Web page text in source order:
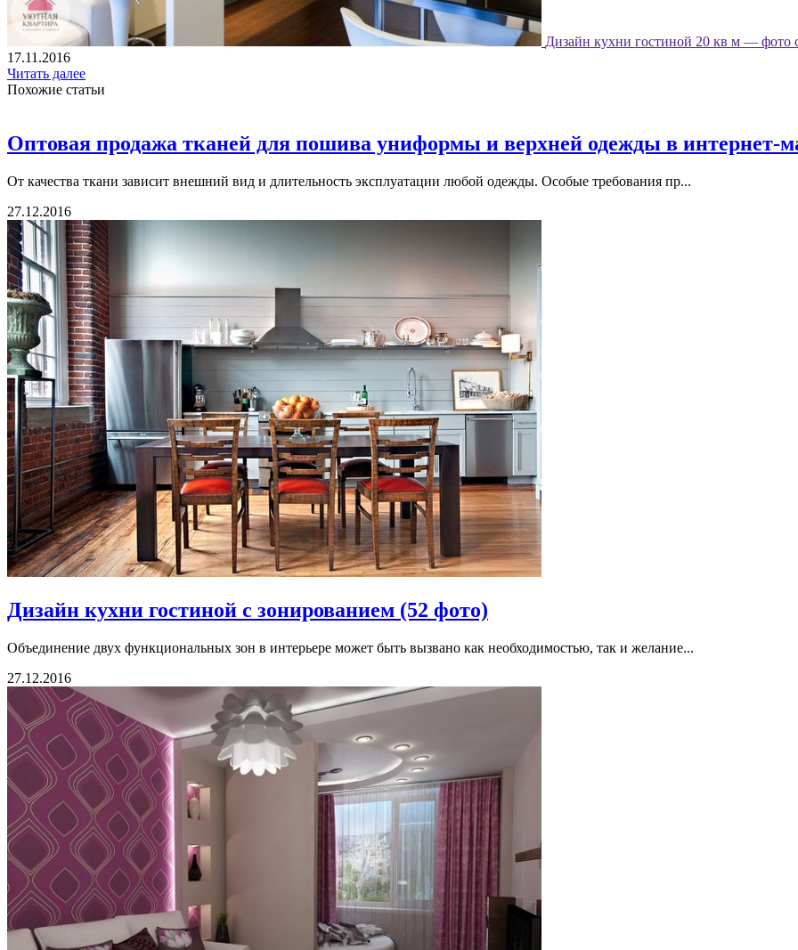
Дизайн кухни гостиной 20 кв м — фото
17.11.2016
Читать далее
Похожие статьи
Оптовая продажа тканей для пошива униформы и верхней одежды в интернет-
От качества ткани зависит внешний вид и длительность эксплуатации любой одежды. Особые требования пр...
27.12.2016
Дизайн кухни гостиной с зонированием (52 фото)
Объединение двух функциональных зон в интерьере может быть вызвано как необходимостью, так и желание...
27.12.2016